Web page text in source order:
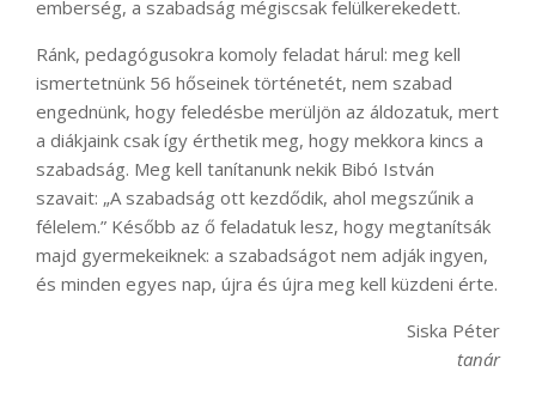
emberség, a szabadság mégiscsak felülkerekedett.
Ránk, pedagógusokra komoly feladat hárul: meg kell
ismertetnünk 56 hőseinek történetét, nem szabad
engednünk, hogy feledésbe merüljön az áldozatuk, mert
a diákjaink csak így érthetik meg, hogy mekkora kincs a
szabadság. Meg kell tanítanunk nekik Bibó István
szavait: „A szabadság ott kezdődik, ahol megszűnik a
félelem.” Később az ő feladatuk lesz, hogy megtanítsák
majd gyermekeiknek: a szabadságot nem adják ingyen,
és minden egyes nap, újra és újra meg kell küzdeni érte.
Siska Péter
tanár